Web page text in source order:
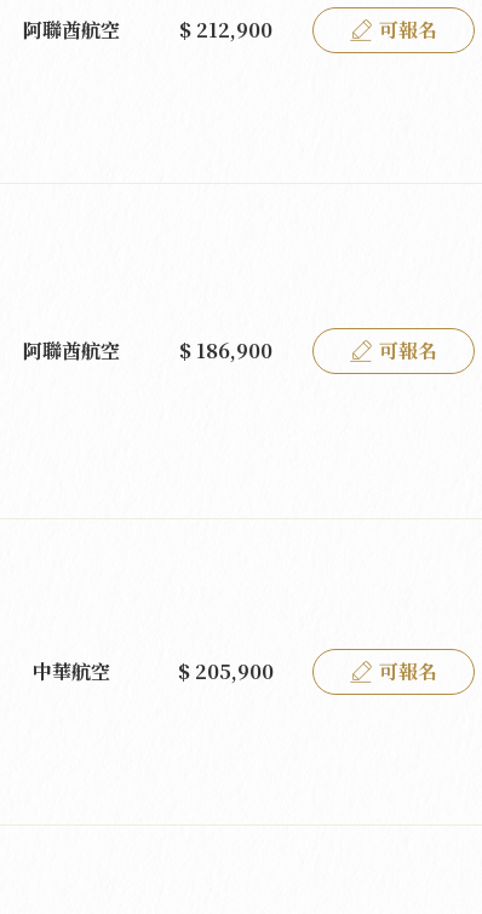
阿聯酋航空 212,900 可報名
阿聯酋航空 186,900 可報名
中華航空 205,900 可報名